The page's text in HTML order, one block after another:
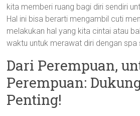
kita memberi ruang bagi diri sendiri
Hal ini bisa berarti mengambil cuti
melakukan hal yang kita cintai atau
waktu untuk merawat diri dengan spa
Dari Perempuan,
Perempuan:
Penting!